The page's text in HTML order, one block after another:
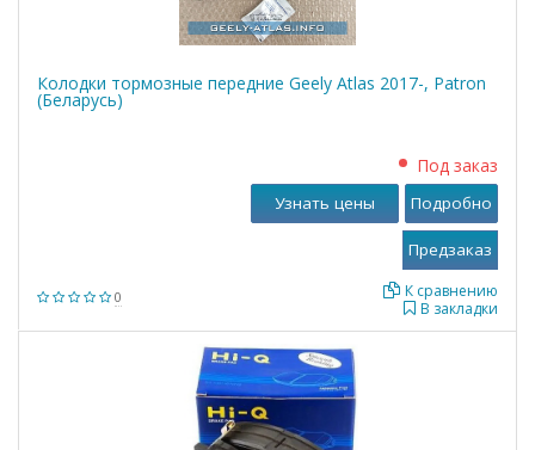
Колодки тормозные передние Geely Atlas 2017-, Patron
(Беларусь)
0
Под заказ
В закладки
К сравнению
Узнать цены Подробно